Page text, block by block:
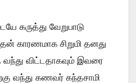
கருத்து வேறுபாடு
காரணமாக சிறுமி தனது
வந்து விட்டதாகவும் இவரை
வந்து கணவர் கந்தசாமி